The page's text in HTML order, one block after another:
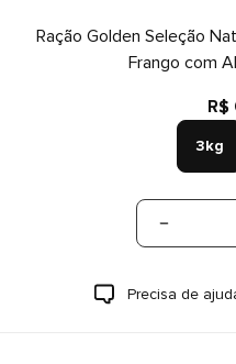
Ração Golden Seleção
Frango com
3kg
Precisa de